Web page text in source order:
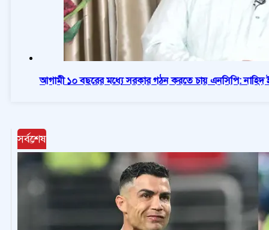
আগামী ১০ বছরের মধ্যে সরকার গঠন করতে চায় এনসিপি: নাহিদ
সর্বশেষ